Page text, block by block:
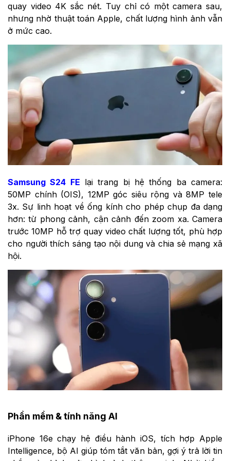
quay video 4K sắc nét. Tuy chỉ có một camera sau,
nhưng nhờ thuật toán Apple, chất lượng hình ảnh vẫn
ở mức cao.
Samsung S24 FE lại trang bị hệ thống ba camera:
50MP chính (OIS), 12MP góc siêu rộng và 8MP tele
3x. Sự linh hoạt về ống kính cho phép chụp đa dạng
hơn: từ phong cảnh, cận cảnh đến zoom xa. Camera
trước 10MP hỗ trợ quay video chất lượng tốt, phù hợp
cho người thích sáng tạo nội dung và chia sẻ mạng xã
hội.
Phần mềm & tính năng AI
iPhone 16e chạy hệ điều hành iOS, tích hợp Apple
Intelligence, bộ AI giúp tóm tắt văn bản, gợi ý trả lời tin